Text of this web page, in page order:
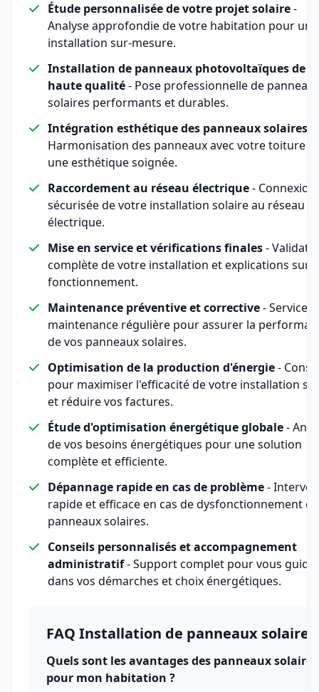
Étude personnalisée de votre projet solaire-
Analyse approfondie de votre habitation pour une
installation sur-mesure.
Installation de panneaux photovoltaïques de
haute qualité- Pose professionnelle de
solaires performants et durables.
Intégration esthétique des panneaux solaires
Harmonisation des panneaux avec votre toiture
une esthétique soignée.
Raccordement au réseau électrique- Connexion
sécurisée de votre installation solaire au réseau
électrique.
Mise en service et vérifications finales-
complète de votre installation et explications sur
fonctionnement.
Maintenance préventive et corrective- Service
maintenance régulière pour assurer la
de vos panneaux solaires.
Optimisation de la production d'énergie-
pour maximiser l'efficacité de votre installation
et réduire vos factures.
Étude d'optimisation énergétique globale-
de vos besoins énergétiques pour une solution
complète et efficiente.
Dépannage rapide en cas de problème-
rapide et efficace en cas de dysfonctionnement
panneaux solaires.
Conseils personnalisés et accompagnement
administratif- Support complet pour vous
dans vos démarches et choix énergétiques.
FAQ Installation de panneaux solaires
Quels sont les avantages des panneaux solaires
pour mon habitation ?